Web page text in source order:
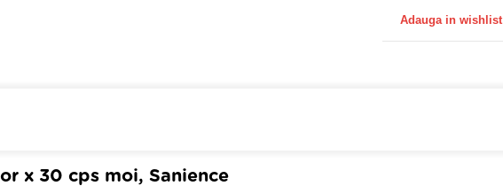
Adauga in wishlist
x 30 cps moi, Sanience